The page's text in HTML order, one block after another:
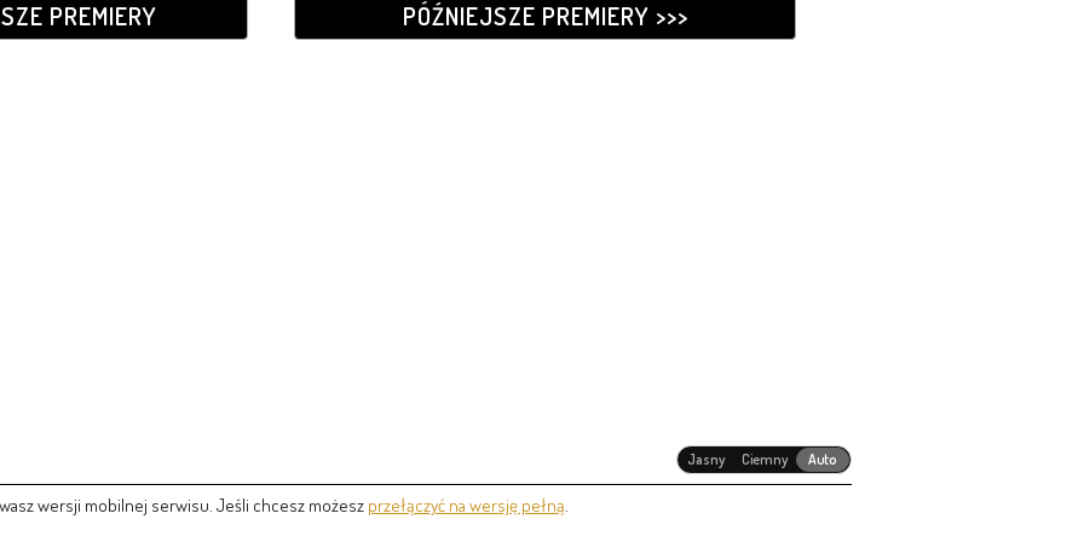
PREMIERY PÓŹNIEJSZE PREMIERY >>>
Jasny Ciemny Auto
wersji mobilnej serwisu. Jeśli chcesz możesz przełączyć na wersję pełną